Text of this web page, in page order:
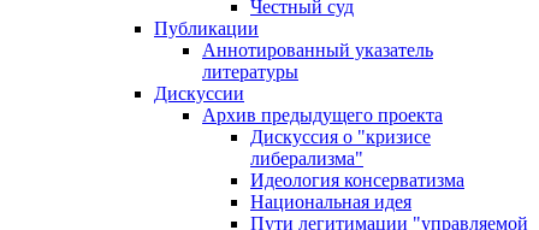
Честный суд
Публикации
Аннотированный указатель
литературы
Дискуссии
Архив предыдущего проекта
Дискуссия о "кризисе
либерализма"
Идеология консерватизма
Национальная идея
Пути легитимации "управляемой